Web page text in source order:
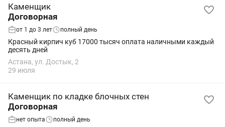
Каменщик
Договорная
от 1 до 3 лет полный день
Красный кирпич куб 17000 тысяч оплата наличными каждый
десять дней
Астана, ул. Достык, 2
29 июля
Каменщик по кладке блочных стен
Договорная
нет опыта полный день